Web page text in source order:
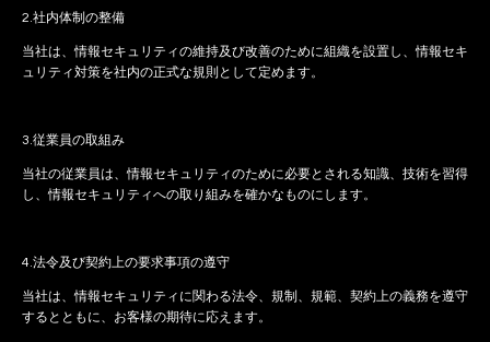
2.社内体制の整備
当社は、情報セキュリティの維持及び改善のために組織を設置し、情報セキ
ュリティ対策を社内の正式な規則として定めます。
3.従業員の取組み
当社の従業員は、情報セキュリティのために必要とされる知識、技術を習得
し、情報セキュリティへの取り組みを確かなものにします。
4.法令及び契約上の要求事項の遵守
当社は、情報セキュリティに関わる法令、規制、規範、契約上の義務を遵守
するとともに、お客様の期待に応えます。